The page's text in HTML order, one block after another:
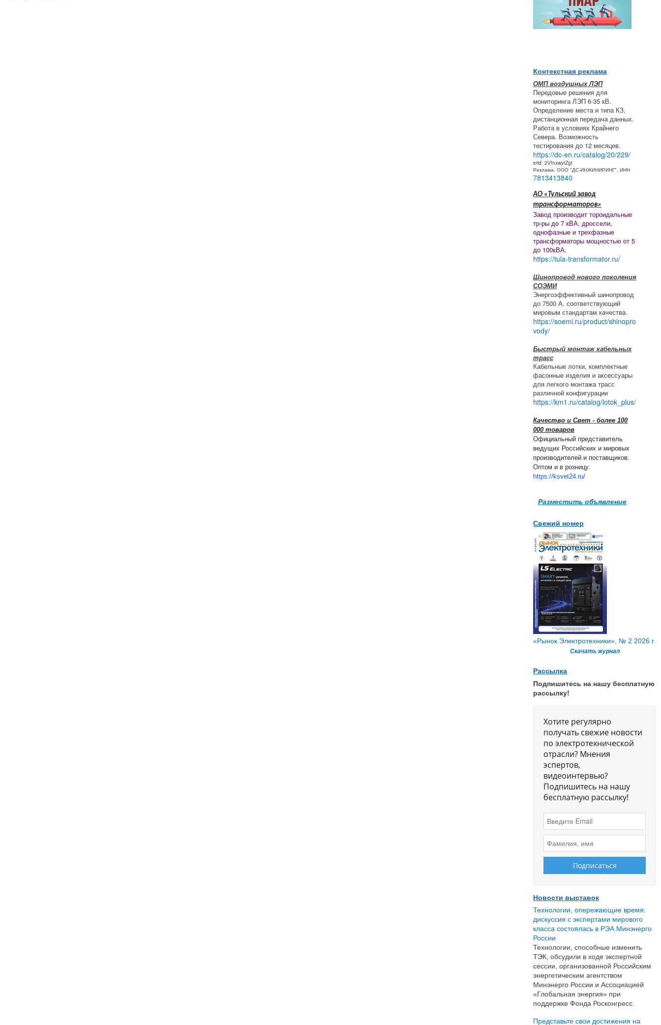
Контекстная реклама
ОМП воздушных ЛЭП
Передовые решения для
мониторинга ЛЭП 6-35 кВ.
Определение места и типа КЗ,
дистанционная передача данных.
Работа в условиях Крайнего
Севера. Возможность
тестирования до 12 месяцев.
https://dc-en.ru/catalog/20/229/
erid: 2VfnxwytZgt
Реклама. ООО "ДС-ИНЖИНИРИНГ". ИНН
7813413840
АО «Тульский завод
трансформаторов»
Завод производит тороидальные
тр-ры до 7 кВА, дроссели,
однофазные и трехфазные
трансформаторы мощностью от 5
до 100кВА.
https://tula-transformator.ru/
Шинопровод нового поколения
СОЭМИ
Энергоэффективный шинопровод
до 7500 А, соответствующий
мировым стандартам качества.
https://soemi.ru/product/shinopro
vody/
Быстрый монтаж кабельных
трасс
Кабельные лотки, комплектные
фасонные изделия и аксессуары
для легкого монтажа трасс
различной конфигурации
https://km1.ru/catalog/lotok_plus/
Качество и Свет - более 100
000 товаров
Официальный представитель
ведущих Российских и мировых
производителей и поставщиков.
Оптом и в розницу.
https://ksvet24.ru/
Разместить объявление
Свежий номер
«Рынок Электротехники», № 2 2026 г.
Скачать журнал
Рассылка
Подпишитесь на нашу бесплатную
рассылку!
Хотите регулярно
получать свежие новости
по электротехнической
отрасли? Мнения
эспертов,
видеоинтервью?
Подпишитесь на нашу
бесплатную рассылку!
Новости выставок
Технологии, опережающие время:
дискуссия с экспертами мирового
класса состоялась в РЭА Минэнерго
России
Технологии, способные изменить
ТЭК, обсудили в ходе экспертной
сессии, организованной Российским
энергетическим агентством
Минэнерго России и Ассоциацией
«Глобальная энергия» при
поддержке Фонда Росконгресс.
Представьте свои достижения на